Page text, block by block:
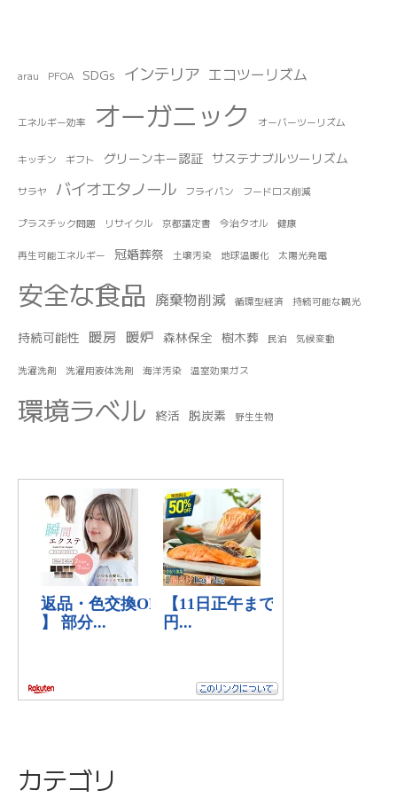
arau PFOA SDGs インテリア エコツーリズム
エネルギー効率 オーガニック オーバーツーリズム
キッチン ギフト グリーンキー認証 サステナブルツーリズム
サラヤ バイオエタノール フライパン フードロス削減
プラスチック問題 リサイクル 京都議定書 今治タオル 健康
再生可能エネルギー 冠婚葬祭 土壌汚染 地球温暖化 太陽光発電
安全な食品 廃棄物削減 循環型経済 持続可能な観光
持続可能性 暖房 暖炉 森林保全 樹木葬 民泊 気候変動
洗濯洗剤 洗濯用液体洗剤 海洋汚染 温室効果ガス
環境ラベル 終活 脱炭素 野生生物
カテゴリ